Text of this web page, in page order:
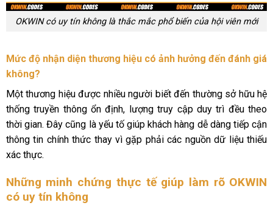
OKWIN có uy tín không là thắc mắc phổ biến của hội viên mới
Mức độ nhận diện thương hiệu có ảnh hưởng đến đánh giá
không?
Một thương hiệu được nhiều người biết đến thường sở hữu hệ
thống truyền thông ổn định, lượng truy cập duy trì đều theo
thời gian. Đây cũng là yếu tố giúp khách hàng dễ dàng tiếp cận
thông tin chính thức thay vì gặp phải các nguồn dữ liệu thiếu
xác thực.
Những minh chứng thực tế giúp làm rõ OKWIN
có uy tín không